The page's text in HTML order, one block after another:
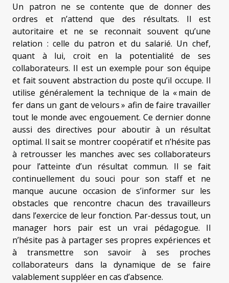
Un patron ne se contente que de donner des
ordres et n’attend que des résultats. Il est
autoritaire et ne se reconnait souvent qu’une
relation : celle du patron et du salarié. Un chef,
quant à lui, croit en la potentialité de ses
collaborateurs. Il est un exemple pour son équipe
et fait souvent abstraction du poste qu’il occupe. Il
utilise généralement la technique de la « main de
fer dans un gant de velours » afin de faire travailler
tout le monde avec engouement. Ce dernier donne
aussi des directives pour aboutir à un résultat
optimal. Il sait se montrer coopératif et n’hésite pas
à retrousser les manches avec ses collaborateurs
pour l’atteinte d’un résultat commun. Il se fait
continuellement du souci pour son staff et ne
manque aucune occasion de s’informer sur les
obstacles que rencontre chacun des travailleurs
dans l’exercice de leur fonction. Par-dessus tout, un
manager hors pair est un vrai pédagogue. Il
n’hésite pas à partager ses propres expériences et
à transmettre son savoir à ses proches
collaborateurs dans la dynamique de se faire
valablement suppléer en cas d’absence.